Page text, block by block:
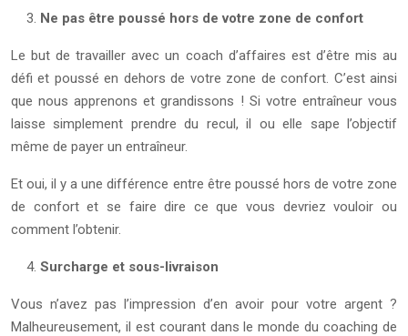
Ne pas être poussé hors de votre zone de confort
Le but de travailler avec un coach d’affaires est d’être mis au
défi et poussé en dehors de votre zone de confort. C’est ainsi
que nous apprenons et grandissons ! Si votre entraîneur vous
laisse simplement prendre du recul, il ou elle sape l’objectif
même de payer un entraîneur.
Et oui, il y a une différence entre être poussé hors de votre zone
de confort et se faire dire ce que vous devriez vouloir ou
comment l’obtenir.
Surcharge et sous-livraison
Vous n’avez pas l’impression d’en avoir pour votre argent ?
Malheureusement, il est courant dans le monde du coaching de